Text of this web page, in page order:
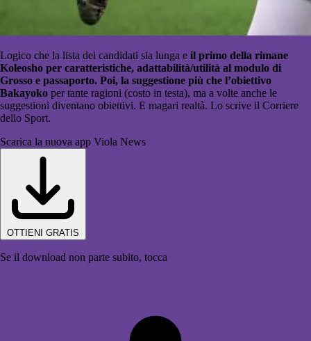
Logico che la lista dei candidati sia lunga e il primo della rimane
Koleosho per caratteristiche, adattabilità/utilità al modulo di
Grosso e passaporto. Poi, la suggestione più che l’obiettivo
Bakayoko per tante ragioni (costo in testa), ma a volte anche le
suggestioni diventano obiettivi. E magari realtà. Lo scrive il Corriere
dello Sport.
Scarica la nuova app Viola News
OTTIENI GRATIS
Se il download non parte subito, tocca